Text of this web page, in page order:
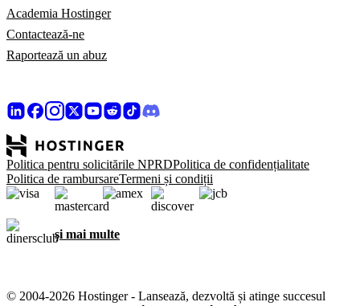
Academia Hostinger
Contactează-ne
Raportează un abuz
Politica pentru solicitările NPRDPolitica de confidențialitate
Politica de rambursareTermeni și condiții
și mai multe
© 2004-2026 Hostinger - Lansează, dezvoltă și atinge succesul